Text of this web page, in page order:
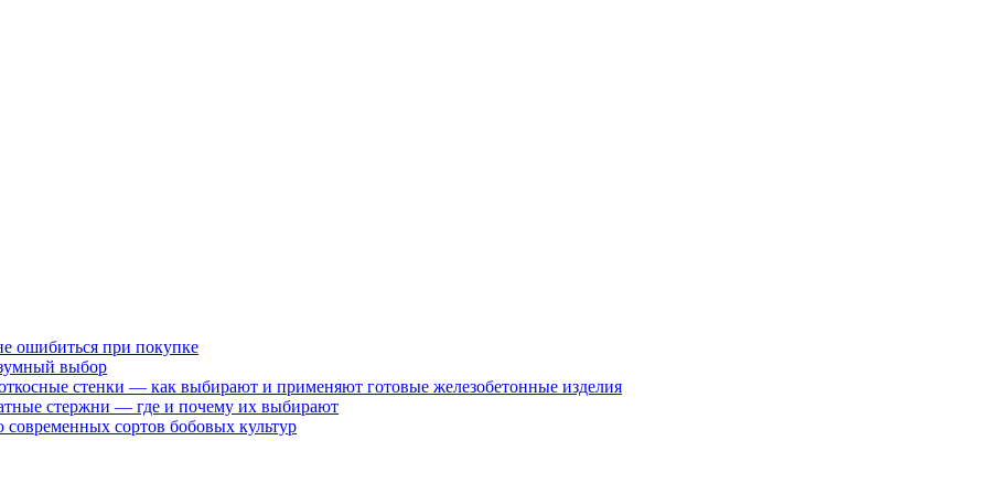
ошибиться при покупке
выбор
стенки — как выбирают и применяют готовые железобетонные изделия
стержни — где и почему их выбирают
сортов бобовых культур